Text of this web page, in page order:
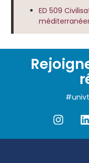
ED 509